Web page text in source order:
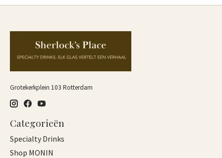
Grotekerkplein 103 Rotterdam
Categorieën
Specialty Drinks
Shop MONIN